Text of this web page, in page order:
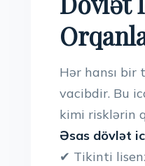
Hər hansı
vacibdir. Bu
kimi risklərin
Əsas dövlət
✔ Tikinti